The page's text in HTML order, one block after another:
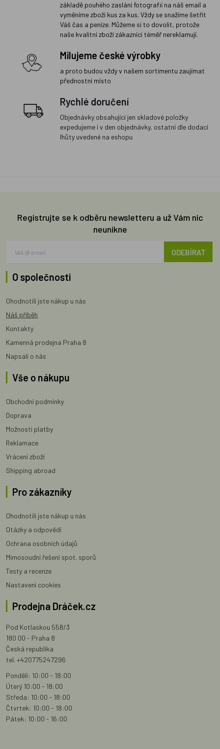
základě pouhého zaslání fotografií na náš email a
vyměníme zboží kus za kus. Vždy se snažíme šetřit
Váš čas a peníze. Můžeme si to dovolit, protože
naše kvalitní zboží zákazníci téměř nereklamují.
Milujeme české výrobky
a proto budou vždy v našem sortimentu zaujímat
přednostní místo
Rychlé doručení
Objednávky obsahující jen skladové položky
expedujeme i v den objednávky, ostatní dle dodací
lhůty uvedené na eshopu
Registrujte se k odběru newsletteru a už Vám nic
neunikne
ODEBÍRAT
O společnosti
Ohodnotili jste nákup u nás
Náš příběh
Kontakty
Kamenná prodejna Praha 8
Napsali o nás
Vše o nákupu
Obchodní podmínky
Doprava
Možnosti platby
Reklamace
Vrácení zboží
Shipping abroad
Pro zákazníky
Ohodnotili jste nákup u nás
Otázky a odpovědi
Ochrana osobních údajů
Mimosoudní řešení spot. sporů
Testy a recenze
Nastavení cookies
Prodejna Dráček.cz
Pod Kotlaskou 558/3
180 00 - Praha 8
Česká republika
tel. +420775247296
Pondělí: 10:00 - 18:00
Úterý 10:00 - 18:00
Středa: 10:00 - 18:00
Čtvrtek: 10:00 - 18:00
Pátek: 10:00 - 16:00